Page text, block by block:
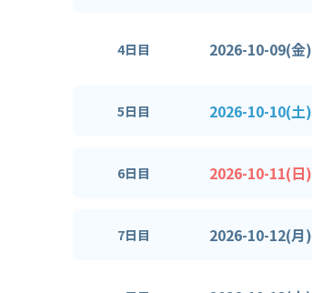
4日目 2026-10-09(金)
5日目 2026-10-10(土)
6日目 2026-10-11(日)
7日目 2026-10-12(月)